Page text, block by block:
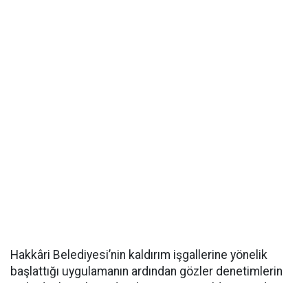
Hakkâri Belediyesi’nin kaldırım işgallerine yönelik
başlattığı uygulamanın ardından gözler denetimlerin